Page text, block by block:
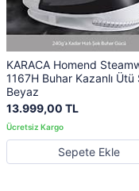
KARACA Homend
1167H Buhar Kazanlı Ütü
Beyaz
13.999,00 TL
Sepete Ekle